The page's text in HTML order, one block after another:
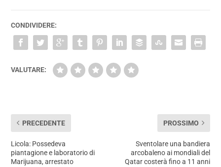
CONDIVIDERE:
VALUTARE:
PRECEDENTE
Licola: Possedeva
piantagione e laboratorio di
Marijuana, arrestato
PROSSIMO
Sventolare una bandiera
arcobaleno ai mondiali del
Qatar costerà fino a 11 anni